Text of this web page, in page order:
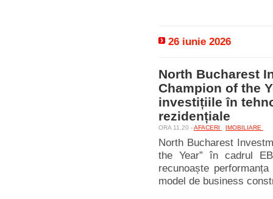
26 iunie 2026
North Bucharest
Champion of the
investițiile în
rezidențiale
ORA 11.20 -AFACERI IMOBILIARE
North Bucharest
the Year” în cadrul
recunoaște
model de business